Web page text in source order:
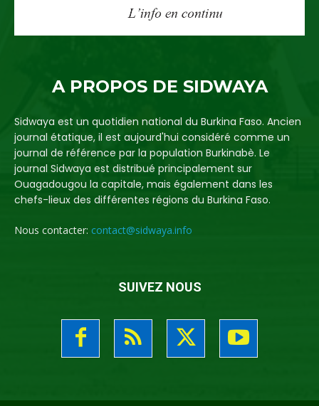
A PROPOS DE SIDWAYA
Sidwaya est un quotidien national du Burkina Faso. Ancien
journal étatique, il est aujourd'hui considéré comme un
journal de référence par la population Burkinabè. Le
journal Sidwaya est distribué principalement sur
Ouagadougou la capitale, mais également dans les
chefs-lieux des différentes régions du Burkina Faso.
Nous contacter: contact@sidwaya.info
SUIVEZ NOUS